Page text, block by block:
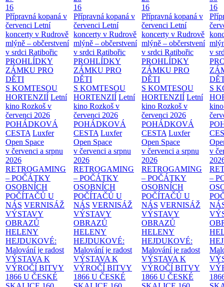
16
Přípravná kopaná v
červenci Letní
koncerty v Rudrově
mlýně – občerstvení
v srdci Ratibořic
PROHLÍDKY
ZÁMKU PRO
DĚTI
S KOMTESOU
HORTENZIÍ Letní
kino Rozkoš v
červenci 2026
POHÁDKOVÁ
CESTA Luxfer
Open Space
v červenci a srpnu
2026
RETROGAMING
– POČÁTKY
OSOBNÍCH
POČÍTAČŮ U
NÁS VERNISÁŽ
VÝSTAVY
OBRAZŮ
HELENY
HEJDUKOVÉ:
Malování je radost
VÝSTAVA K
VÝROČÍ BITVY
1866 U ČESKÉ
16
Přípravná kopaná v
červenci Letní
koncerty v Rudrově
mlýně – občerstvení
v srdci Ratibořic
PROHLÍDKY
ZÁMKU PRO
DĚTI
S KOMTESOU
HORTENZIÍ Letní
kino Rozkoš v
červenci 2026
POHÁDKOVÁ
CESTA Luxfer
Open Space
v červenci a srpnu
2026
RETROGAMING
– POČÁTKY
OSOBNÍCH
POČÍTAČŮ U
NÁS VERNISÁŽ
VÝSTAVY
OBRAZŮ
HELENY
HEJDUKOVÉ:
Malování je radost
VÝSTAVA K
VÝROČÍ BITVY
1866 U ČESKÉ
16
Přípravná kopaná v
červenci Letní
koncerty v Rudrově
mlýně – občerstvení
v srdci Ratibořic
PROHLÍDKY
ZÁMKU PRO
DĚTI
S KOMTESOU
HORTENZIÍ Letní
kino Rozkoš v
červenci 2026
POHÁDKOVÁ
CESTA Luxfer
Open Space
v červenci a srpnu
2026
RETROGAMING
– POČÁTKY
OSOBNÍCH
POČÍTAČŮ U
NÁS VERNISÁŽ
VÝSTAVY
OBRAZŮ
HELENY
HEJDUKOVÉ:
Malování je radost
VÝSTAVA K
VÝROČÍ BITVY
1866 U ČESKÉ
16
v
S
v
–